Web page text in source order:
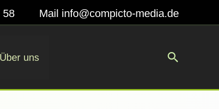
58 Mail info@compicto-media.de
Über uns Suchen